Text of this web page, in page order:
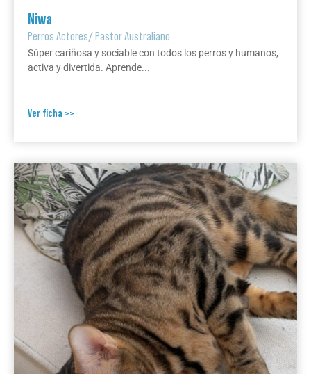
Niwa
Perros Actores/Pastor Australiano
Súper cariñosa y sociable con todos los perros y humanos,
activa y divertida. Aprende...
Ver ficha >>